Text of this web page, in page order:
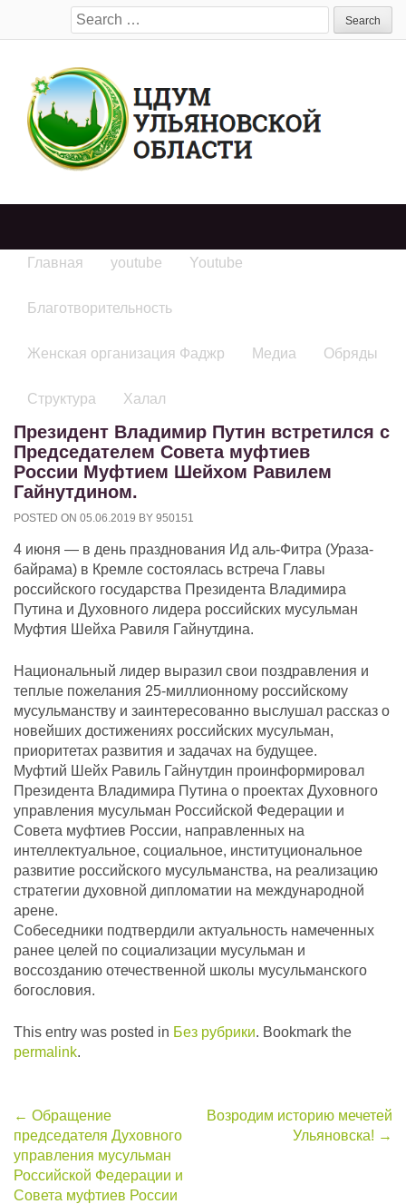
Search
for:
Главная youtube Youtube
Благотворительность
Женская организация Фаджр Медиа Обряды
Структура Халал
Президент Владимир Путин встретился с
Председателем Совета муфтиев
России Муфтием Шейхом Равилем
Гайнутдином.
POSTED ON 05.06.2019 BY 950151
4 июня — в день празднования Ид аль-Фитра (Ураза-
байрама) в Кремле состоялась встреча Главы
российского государства Президента Владимира
Путина и Духовного лидера российских мусульман
Муфтия Шейха Равиля Гайнутдина.
Национальный лидер выразил свои поздравления и
теплые пожелания 25-миллионному российскому
мусульманству и заинтересованно выслушал рассказ о
новейших достижениях российских мусульман,
приоритетах развития и задачах на будущее.
Муфтий Шейх Равиль Гайнутдин проинформировал
Президента Владимира Путина о проектах Духовного
управления мусульман Российской Федерации и
Совета муфтиев России, направленных на
интеллектуальное, социальное, институциональное
развитие российского мусульманства, на реализацию
стратегии духовной дипломатии на международной
арене.
Собеседники подтвердили актуальность намеченных
ранее целей по социализации мусульман и
воссозданию отечественной школы мусульманского
богословия.
This entry was posted in Без рубрики. Bookmark the
permalink.
Post
navigation
← Обращение
председателя Духовного
управления мусульман
Российской Федерации и
Совета муфтиев России
Возродим историю мечетей
Ульяновска! →